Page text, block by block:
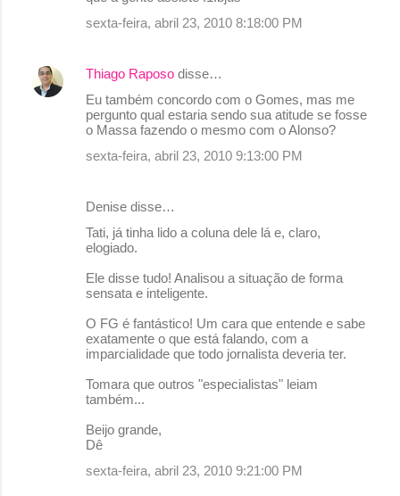
á
r
sexta-feira, abril 23, 2010 8:18:00 PM
Thiago Raposo disse…
Eu também concordo com o Gomes, mas me
pergunto qual estaria sendo sua atitude se fosse
o Massa fazendo o mesmo com o Alonso?
sexta-feira, abril 23, 2010 9:13:00 PM
Denise disse…
Tati, já tinha lido a coluna dele lá e, claro,
elogiado.
Ele disse tudo! Analisou a situação de forma
sensata e inteligente.
O FG é fantástico! Um cara que entende e sabe
exatamente o que está falando, com a
imparcialidade que todo jornalista deveria ter.
Tomara que outros "especialistas" leiam
também...
Beijo grande,
Dê
sexta-feira, abril 23, 2010 9:21:00 PM